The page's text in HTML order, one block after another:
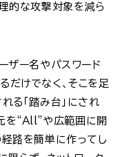
的な攻撃対象を減ら
ザー名やパスワード
だけでなく、そこを足
る「踏み台」にされ
を“All”や広範囲に開
路を簡単に作ってし